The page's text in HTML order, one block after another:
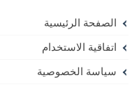
الصفحة الرئيسية
اتفاقية الاستخدام
سياسة الخصوصية